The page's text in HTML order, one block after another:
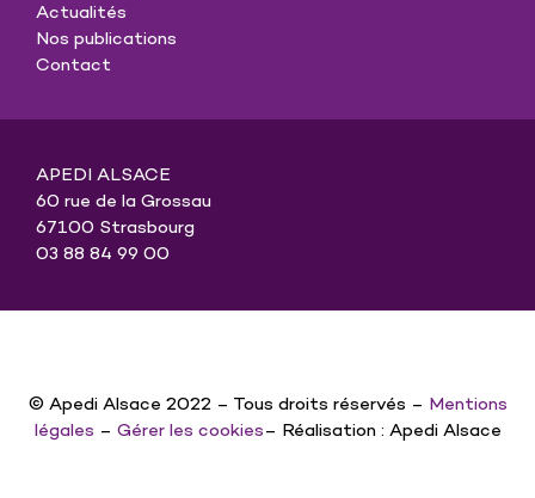
Actualités
Nos publications
Contact
APEDI ALSACE
60 rue de la Grossau
67100 Strasbourg
03 88 84 99 00
© Apedi Alsace 2022 – Tous droits réservés – Mentions
légales – Gérer les cookies– Réalisation : Apedi Alsace